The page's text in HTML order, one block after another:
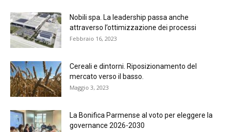
Nobili spa. La leadership passa anche
attraverso l’ottimizzazione dei processi
Febbraio 16, 2023
Cereali e dintorni. Riposizionamento del
mercato verso il basso.
Maggio 3, 2023
La Bonifica Parmense al voto per eleggere la
governance 2026-2030